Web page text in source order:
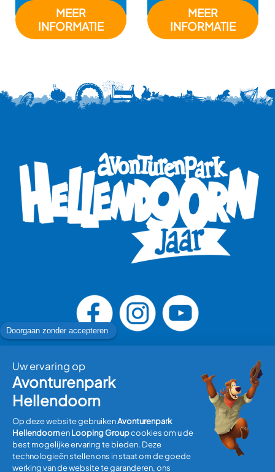
MEER
INFORMATIE
MEER
INFORMATIE
Bezoek plannen
Informatie